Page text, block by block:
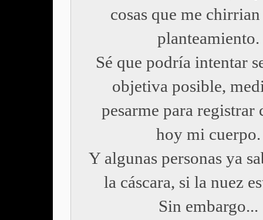
cosas que me chirrian
planteamiento.
Sé que podría intentar
objetiva posible,
pesarme para registrar
hoy mi cuerpo.
Y algunas personas ya
la cáscara, si la nuez
Sin embargo...